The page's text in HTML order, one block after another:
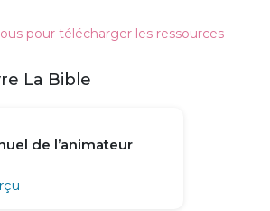
pour télécharger les ressources
La Bible
de l’animateur